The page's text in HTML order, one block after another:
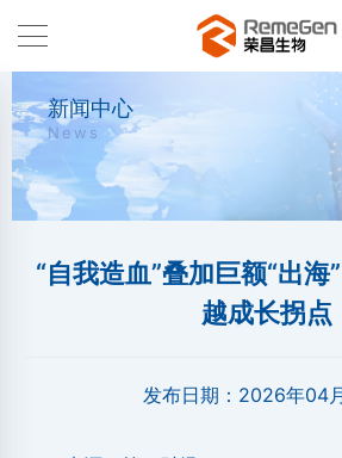
新闻中心
News
“自我造血”叠加巨额“出海
越成长拐点
发布日期： 2026年04